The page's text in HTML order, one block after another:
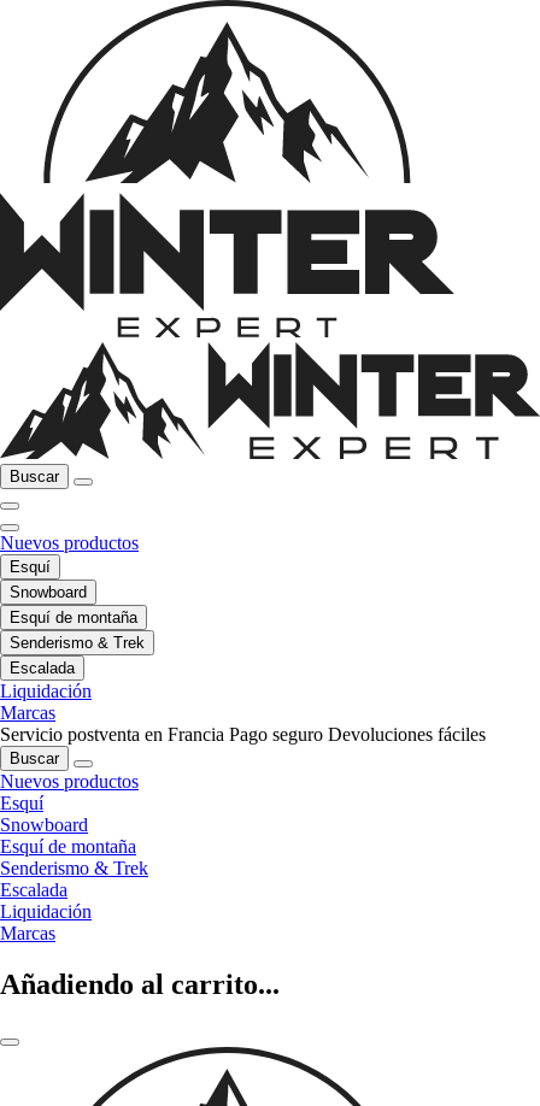
Buscar
Nuevos productos
Esquí
Snowboard
Esquí de montaña
Senderismo & Trek
Escalada
Liquidación
Marcas
Servicio postventa en Francia Pago seguro Devoluciones fáciles
Buscar
Nuevos productos
Esquí
Snowboard
Esquí de montaña
Senderismo & Trek
Escalada
Liquidación
Marcas
Añadiendo al carrito...